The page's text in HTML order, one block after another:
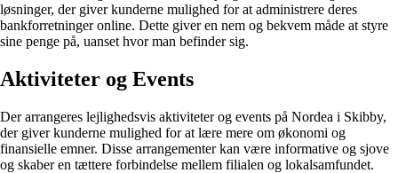
løsninger, der giver kunderne mulighed for at administrere deres
bankforretninger online. Dette giver en nem og bekvem måde at styre
sine penge på, uanset hvor man befinder sig.
Aktiviteter og Events
Der arrangeres lejlighedsvis aktiviteter og events på Nordea i Skibby,
der giver kunderne mulighed for at lære mere om økonomi og
finansielle emner. Disse arrangementer kan være informative og sjove
og skaber en tættere forbindelse mellem filialen og lokalsamfundet.